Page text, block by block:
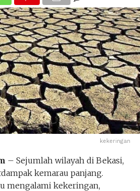
kekeringan
– Sejumlah wilayah di Bekasi,
kemarau panjang.
mengalami kekeringan,